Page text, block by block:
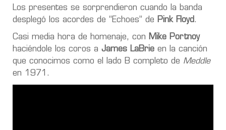
Los presentes se sorprendieron cuando la banda
desplegó los acordes de “Echoes” de Pink Floyd.
Casi media hora de homenaje, con
Mike Portnoy
haciéndole los coros a James LaBrie en la canción
que conocimos como el lado B completo de Meddle
en 1971.